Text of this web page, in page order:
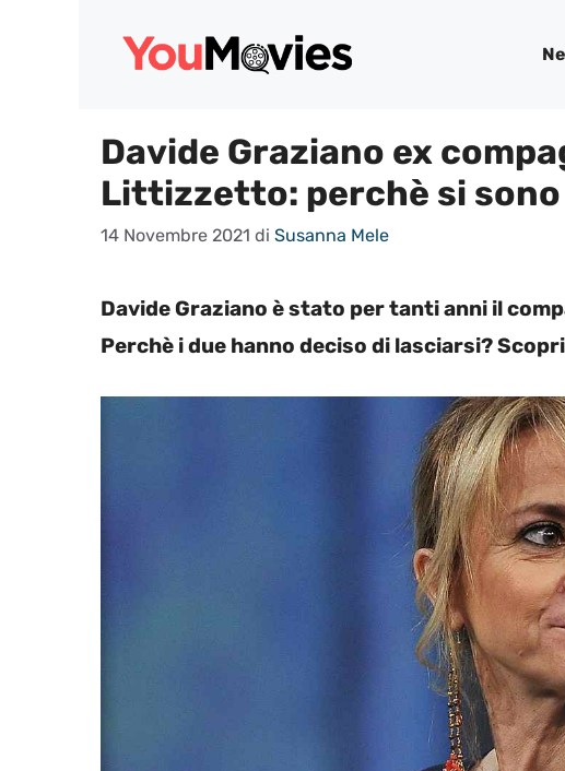
Davide Graziano ex
Littizzetto: perchè si
14 Novembre 2021 di Susanna Mele
Davide Graziano è stato per tanti anni il
Perchè i due hanno deciso di lasciarsi?